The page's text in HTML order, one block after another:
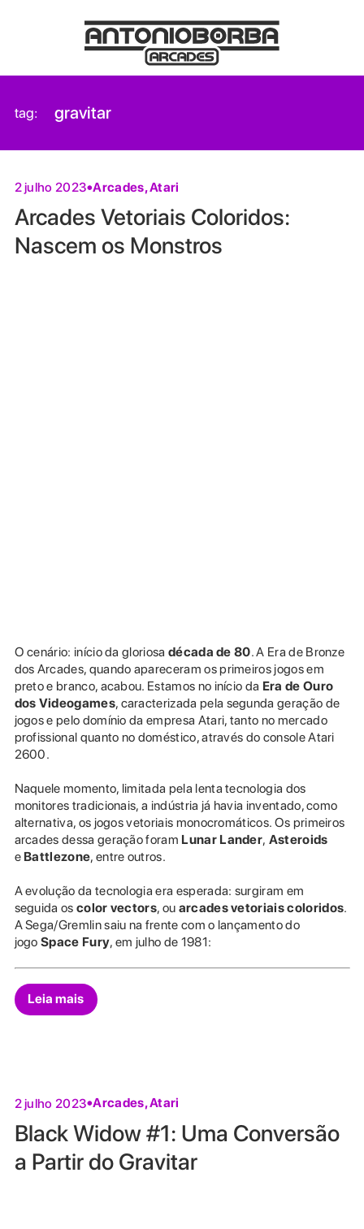
tag: gravitar
2 julho 2023 Arcades,Atari
Arcades Vetoriais Coloridos:
Nascem os Monstros
O cenário: início da gloriosa década de 80. A Era de Bronze
dos Arcades, quando apareceram os primeiros jogos em
preto e branco, acabou. Estamos no início da Era de Ouro
dos Videogames, caracterizada pela segunda geração de
jogos e pelo domínio da empresa Atari, tanto no mercado
profissional quanto no doméstico, através do console Atari
2600.
Naquele momento, limitada pela lenta tecnologia dos
monitores tradicionais, a indústria já havia inventado, como
alternativa, os jogos vetoriais monocromáticos. Os primeiros
arcades dessa geração foram Lunar Lander, Asteroids
e Battlezone, entre outros.
A evolução da tecnologia era esperada: surgiram em
seguida os color vectors, ou arcades vetoriais coloridos.
A Sega/Gremlin saiu na frente com o lançamento do
jogoSpace Fury, em julho de 1981:
Leia mais
2 julho 2023 Arcades,Atari
Black Widow #1: Uma Conversão
a Partir do Gravitar